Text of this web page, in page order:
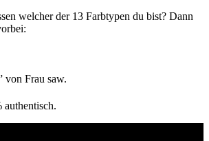
welcher der 13 Farbtypen du bist? Dann
von Frau saw.
authentisch.